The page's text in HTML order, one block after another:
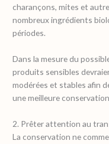
charançons, mites et
nombreux ingrédients
périodes.
Dans la mesure du
produits sensibles
modérées et stables afin
une meilleure
2. Prêter attention au
La conservation ne